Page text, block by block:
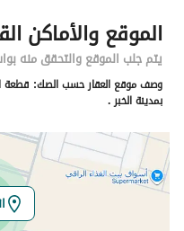
رقم المبنى
الرقم الاضافي
خط العرض
خط الطول
الموقع والأماكن
يتم جلب الموقع والتحقق منه
وصف موقع العقار حسب الصك:
بمدينة الخبر .